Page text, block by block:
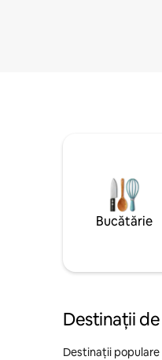
Bucătărie
Destinații
Destinații